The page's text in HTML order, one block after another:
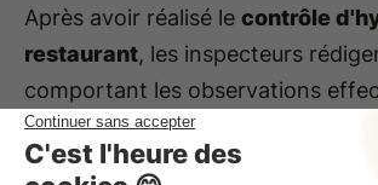
Après avoir réalisé le contrôle
restaurant, les inspecteurs
comportant les observations
éventuelles mesures correctives à
place. Le niveau d'hygiène est